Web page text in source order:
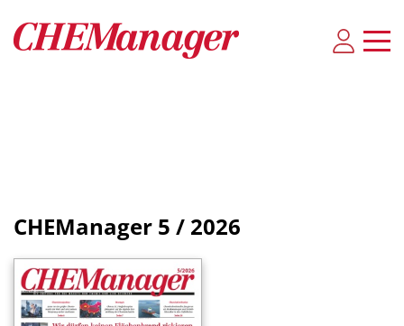
CHEManager 5 / 2026